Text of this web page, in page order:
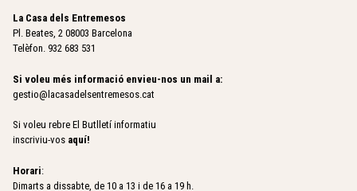
La Casa dels Entremesos
Pl. Beates, 2 08003 Barcelona
Telèfon. 932 683 531
Si voleu més informació envieu-nos un mail a:
gestio@lacasadelsentremesos.cat
Si voleu rebre El Butlletí informatiu
inscriviu-vos aquí!
Horari:
Dimarts a dissabte, de 10 a 13 i de 16 a 19 h.